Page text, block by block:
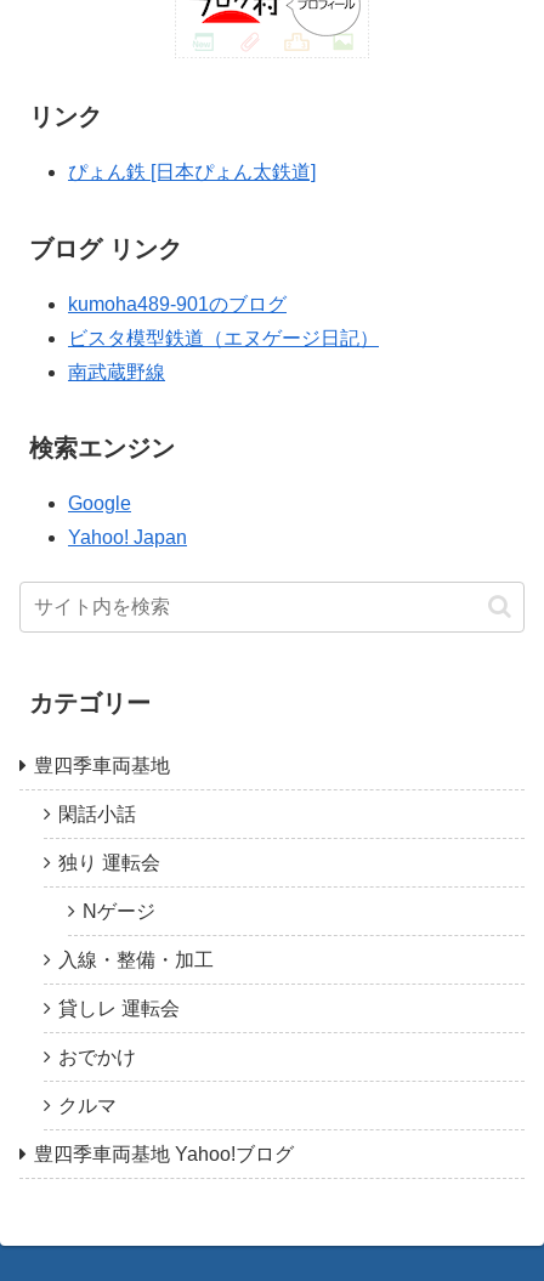
リンク
ぴょん鉄 [日本ぴょん太鉄道]
ブログ リンク
kumoha489-901のブログ
ビスタ模型鉄道（エヌゲージ日記）
南武蔵野線
検索エンジン
Google
Yahoo! Japan
カテゴリー
豊四季車両基地
閑話小話
独り 運転会
Nゲージ
入線・整備・加工
貸しレ 運転会
おでかけ
クルマ
豊四季車両基地 Yahoo!ブログ